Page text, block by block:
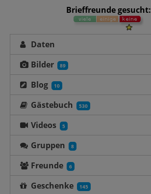
Brieffreunde gesucht:
Daten
Bilder
89
Blog 10
Gästebuch 530
Videos 5
Gruppen 8
Freunde 6
Geschenke 145